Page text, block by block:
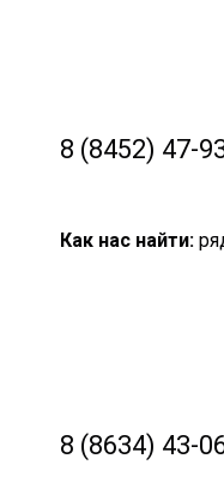
8 (8452) 47-
Как нас найти:
8 (8634) 43-